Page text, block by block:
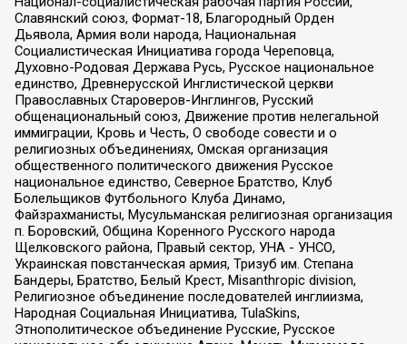
Славянский союз, Формат-18, Благородный Орден
Дьявола, Армия воли народа, Национальная
Социалистическая Инициатива города Череповца,
Духовно-Родовая Держава Русь, Русское национальное
единство, Древнерусской Инглистической церкви
Православных Староверов-Инглингов, Русский
общенациональный союз, Движение против нелегальной
иммиграции, Кровь и Честь, О свободе совести и о
религиозных объединениях, Омская организация
общественного политического движения Русское
национальное единство, Северное Братство, Клуб
Болельщиков Футбольного Клуба Динамо,
Файзрахманисты, Мусульманская религиозная организация
п. Боровский, Община Коренного Русского народа
Щелковского района, Правый сектор, УНА - УНСО,
Украинская повстанческая армия, Тризуб им. Степана
Бандеры, Братство, Белый Крест, Misanthropic division,
Религиозное объединение последователей инглиизма,
Народная Социальная Инициатива, TulaSkins,
Этнополитическое объединение Русские, Русское